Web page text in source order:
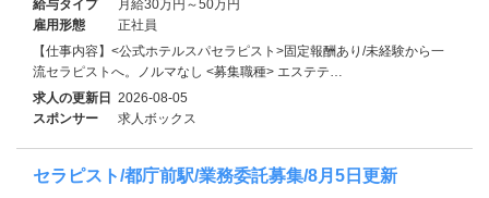
給与タイプ
月給30万円～50万円
雇用形態
正社員
【仕事内容】<公式ホテルスパセラピスト>固定報酬あり/未経験から一
流セラピストへ。ノルマなし <募集職種> エステテ…
求人の更新日 2026-08-05
スポンサー
求人ボックス
セラピスト/都庁前駅/業務委託募集/8月5日更新